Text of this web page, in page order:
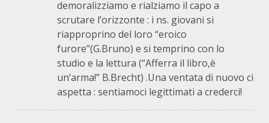
demoralizziamo e rialziamo il capo a
scrutare l’orizzonte : i ns. giovani si
riapproprino del loro “eroico
furore”(G.Bruno) e si temprino con lo
studio e la lettura (“Afferra il libro,è
un’arma!” B.Brecht) .Una ventata di nuovo ci
aspetta : sentiamoci legittimati a crederci!